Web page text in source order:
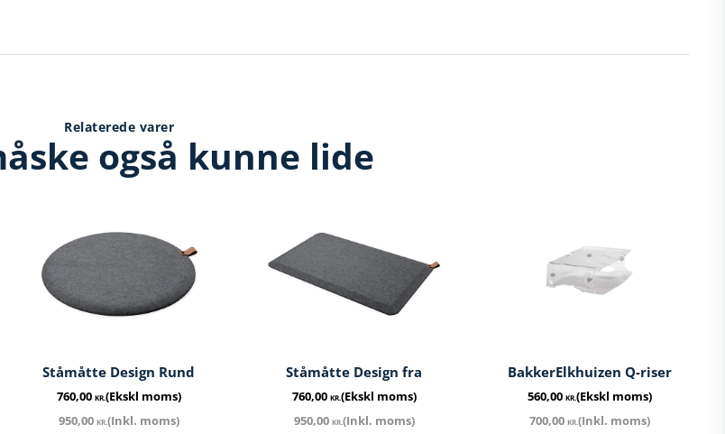
Relaterede varer
også kunne lide
Ståmåtte Design Rund
760,00 KR.(Ekskl moms)
950,00 KR.(Inkl. moms)
Ståmåtte Design fra
760,00 KR.(Ekskl moms)
950,00 KR.(Inkl. moms)
BakkerElkhuizen Q-riser
560,00 KR.(Ekskl moms)
700,00 KR.(Inkl. moms)